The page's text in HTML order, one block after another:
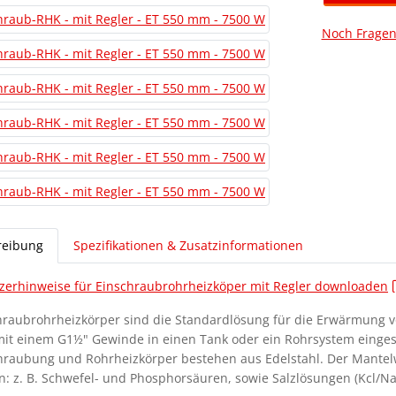
Noch
Spezifikationen & Zusatzinformationen
für Einschraubrohrheizköper mit Regler downloaden
sind die Standardlösung für die Erwärmung
einem G1½" Gewinde in einen Tank oder ein Rohrsystem
und Rohrheizkörper bestehen aus Edelstahl. Der
z. B. Schwefel- und Phosphorsäuren, sowie Salzlösungen (Kcl/